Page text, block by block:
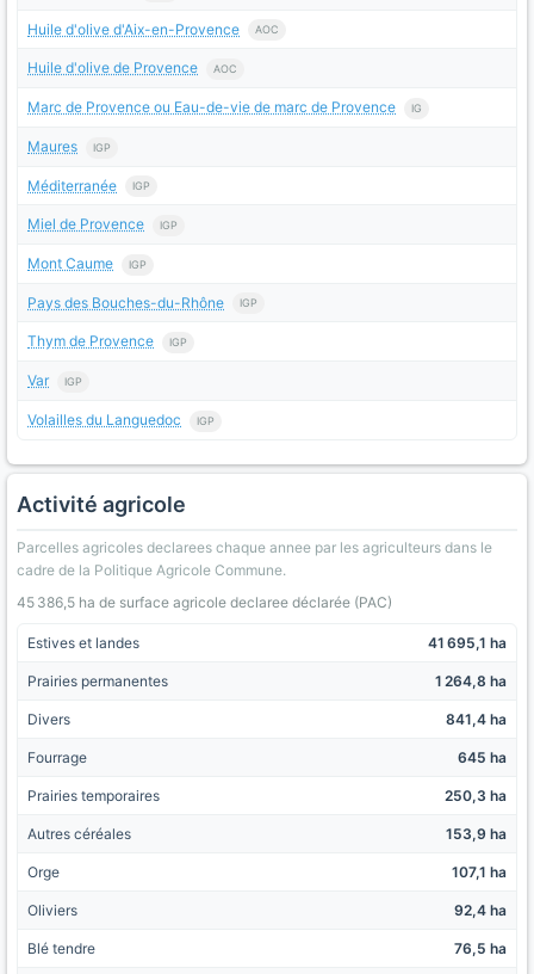
Huile d'olive d'Aix-en-Provence AOC
Huile d'olive de Provence AOC
Marc de Provence ou Eau-de-vie de marc de Provence IG
Maures IGP
Méditerranée IGP
Miel de Provence IGP
Mont Caume IGP
Pays des Bouches-du-Rhône IGP
Thym de Provence IGP
Var IGP
Volailles du Languedoc IGP
Activité agricole
Parcelles agricoles declarees chaque annee par les agriculteurs dans le
cadre de la Politique Agricole Commune.
45 386,5 ha de surface agricole declaree déclarée (PAC)
Estives et landes 41 695,1 ha
Prairies permanentes 1 264,8 ha
Divers 841,4 ha
Fourrage 645 ha
Prairies temporaires 250,3 ha
Autres céréales 153,9 ha
Orge 107,1 ha
Oliviers 92,4 ha
Blé tendre 76,5 ha